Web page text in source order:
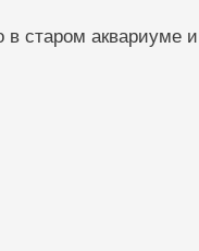
старом аквариуме